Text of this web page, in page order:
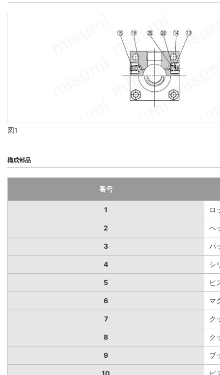
図1
構成部品
番号
1 ロ
2 ヘ
3 パ
4 シ
5 ピ
6 マ
7 ク
8 ク
9 ブ